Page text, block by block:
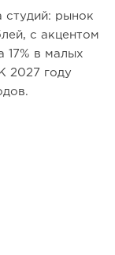
студий: рынок
с акцентом
17% в малых
2027 году